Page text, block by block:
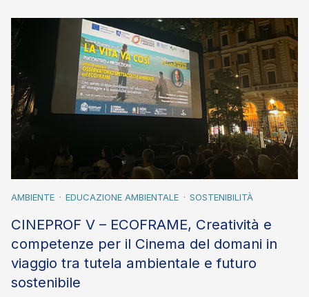
AMBIENTE EDUCAZIONE AMBIENTALE SOSTENIBILITÀ
CINEPROF V – ECOFRAME, Creatività e
competenze per il Cinema del domani in
viaggio tra tutela ambientale e futuro
sostenibile